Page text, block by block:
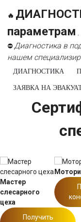
🔥
параметрам
⛔Диагностика в
нашем
ДИАГНОСТИКА
ЗАЯВКА НА
Мастер
слесарного
цеха
Получить